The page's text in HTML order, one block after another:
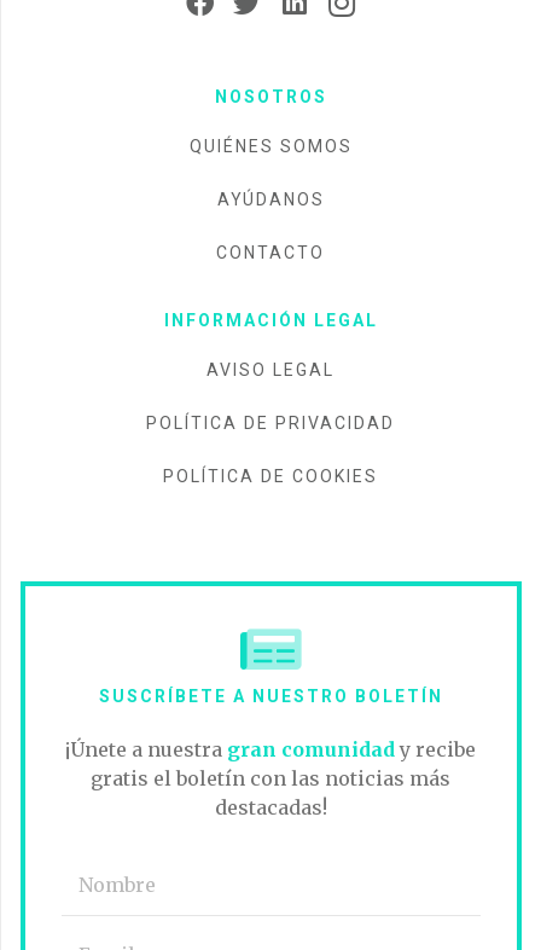
NOSOTROS
QUIÉNES SOMOS
AYÚDANOS
CONTACTO
INFORMACIÓN LEGAL
AVISO LEGAL
POLÍTICA DE PRIVACIDAD
POLÍTICA DE COOKIES
SUSCRÍBETE A NUESTRO BOLETÍN
¡Únete a nuestra gran comunidad y recibe
gratis el boletín con las noticias más
destacadas!